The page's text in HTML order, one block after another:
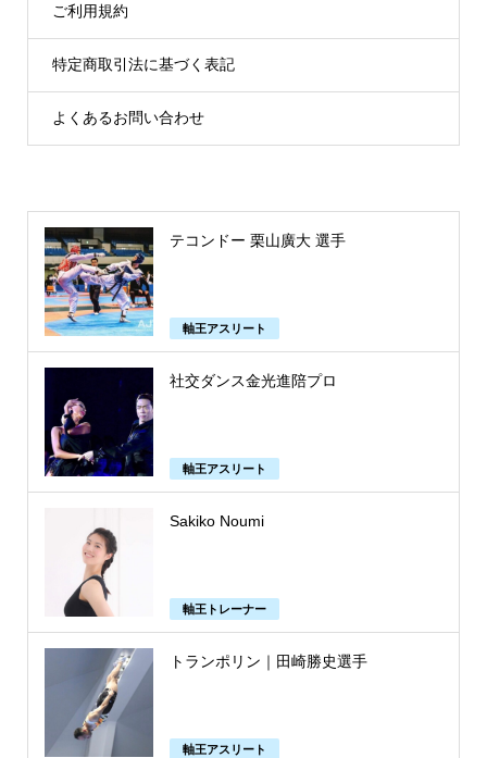
ご利用規約
特定商取引法に基づく表記
よくあるお問い合わせ
テコンドー 栗山廣大 選手
軸王アスリート
社交ダンス金光進陪プロ
軸王アスリート
Sakiko Noumi
軸王トレーナー
トランポリン｜田崎勝史選手
軸王アスリート